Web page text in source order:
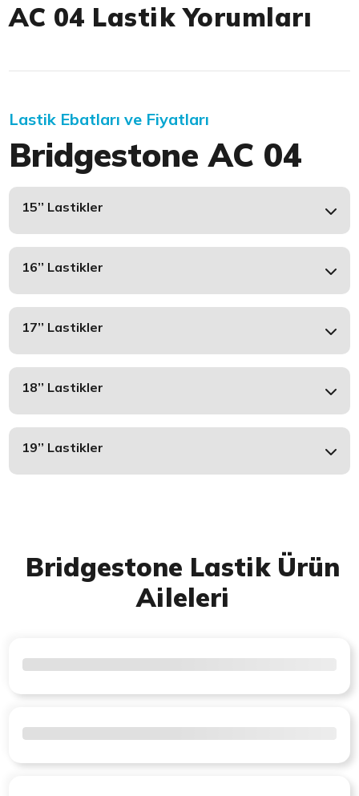
AC 04 Lastik Yorumları
Lastik Ebatları ve Fiyatları
Bridgestone AC 04
15’’ Lastikler
16’’ Lastikler
17’’ Lastikler
18’’ Lastikler
19’’ Lastikler
Bridgestone Lastik Ürün
Aileleri